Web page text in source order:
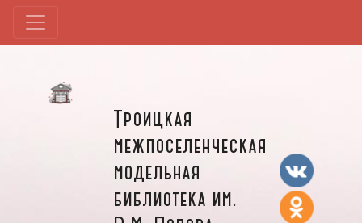
Троицкая
межпоселенческая
модельная
библиотека им.